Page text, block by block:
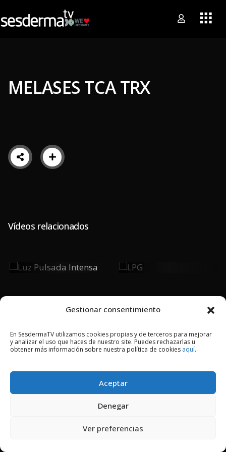
Gestionar consentimiento
En SesdermaTV utilizamos cookies propias y de terceros para mejorar
y analizar el uso que haces de nuestro site. Puedes rechazarlas u
obtener más información sobre nuestra política de cookies aquí.
Aceptar
Denegar
Ver preferencias
MELASES TCA TRX
Vídeos relacionados
Luz Pulsada
LPG
2018 © Copyright Sesderma SL
AVISO LEGAL
POLÍTICA DE PRIVACIDAD
COOKIES